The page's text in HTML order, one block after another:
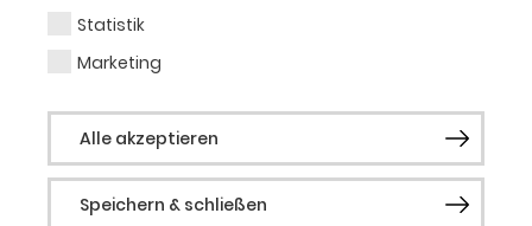
Statistik
Marketing
Alle akzeptieren
Speichern & schließen
Gast Operette
Nicole Eckenigk wurde Magdeburg
geboren und wuchs dort in einer
Theaterfamilie auf. Ab ihrem fünften
Lebensjahr wurde sie in den Bereichen